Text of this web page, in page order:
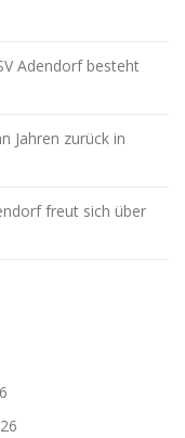
Adendorf besteht
Jahren zurück in
freut sich über